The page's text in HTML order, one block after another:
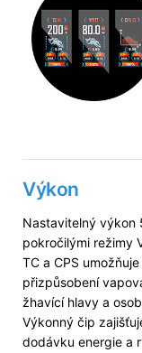
Výkon
Nastavitelný výkon
pokročilými režimy
TC a CPS
přizpůsobení
žhavící hlavy a
Výkonný čip
dodávku energie a